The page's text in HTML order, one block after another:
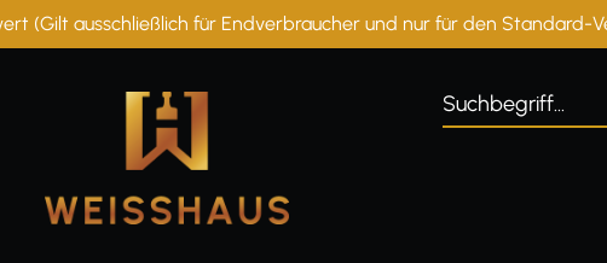
(Gilt ausschließlich für Endverbraucher und nur für den Standard-